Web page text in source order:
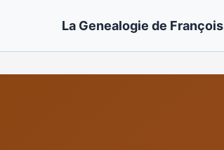
La Genealogie de François